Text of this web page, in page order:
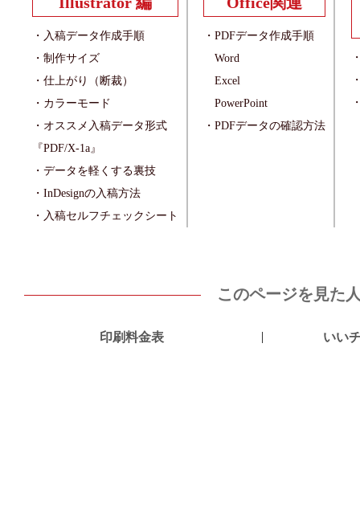
・入稿データ作成手順
・制作サイズ
・仕上がり（断裁）
・カラーモード
・オススメ入稿データ形式
『PDF/X-1a』
・データを軽くする裏技
・InDesignの入稿方法
・入稿セルフチェックシート
・PDFデータ作成手順
Word
Excel
PowerPoint
・PDFデータの確認方法
このページを見た
印刷料金表 | いい